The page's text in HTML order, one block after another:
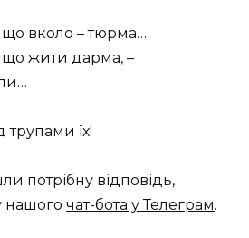
що вколо – тюрма…
що жити дарма, –
їх!
потрібну відповідь,
нашого чат-бота у Телеграм.